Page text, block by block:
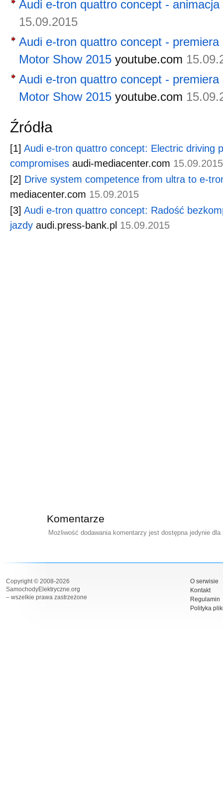
Audi e-tron quattro concept - animacja
15.09.2015
Audi e-tron quattro concept -
Motor Show 2015 youtube.com
Audi e-tron quattro concept -
Motor Show 2015 youtube.com
Źródła
[1] Audi e-tron quattro concept: Electric driving
compromises audi-mediacenter.com 15.09.2015
[2] Drive system competence from ultra to e-
mediacenter.com 15.09.2015
[3] Audi e-tron quattro concept: Radość
jazdy audi.press-bank.pl 15.09.2015
Komentarze
Możliwość dodawania komentarzy jest dostępna jedynie
Copyright © 2008-2026
SamochodyElektryczne.org
– wszelkie prawa zastrzeżone
O serwisie
Kontakt
Regulamin
Polityka